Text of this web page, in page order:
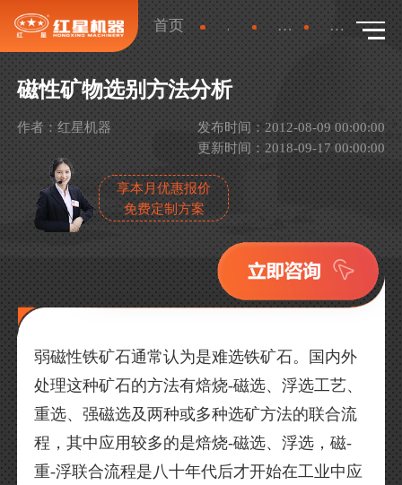
首页 新闻 行业新闻 详情
磁性矿物选别方法分析
作者：红星机器
发布时间：2012-08-09 00:00:00
更新时间：2018-09-17 00:00:00
享本月优惠报价
免费定制方案
弱磁性铁矿石通常认为是难选铁矿石。国内外
处理这种矿石的方法有焙烧-磁选、浮选工艺、
重选、强磁选及两种或多种选矿方法的联合流
程，其中应用较多的是焙烧-磁选、浮选，磁-
重-浮联合流程是八十年代后才开始在工业中应